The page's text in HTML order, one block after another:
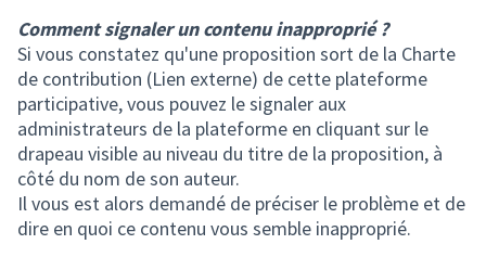
Comment signaler un contenu inapproprié ?
Si vous constatez qu'une proposition sort de la Charte
de contribution (Lien externe) de cette plateforme
participative, vous pouvez le signaler aux
administrateurs de la plateforme en cliquant sur le
drapeau visible au niveau du titre de la proposition, à
côté du nom de son auteur.
Il vous est alors demandé de préciser le problème et de
dire en quoi ce contenu vous semble inapproprié.